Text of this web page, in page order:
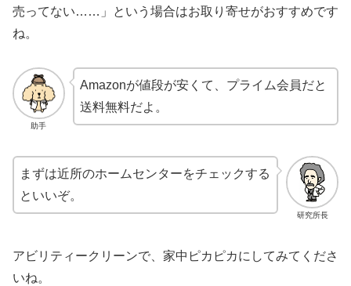
売ってない……」という場合はお取り寄せがおすすめです
ね。
助手
Amazonが値段が安くて、プライム会員だと
送料無料だよ。
研究所長
まずは近所のホームセンターをチェックする
といいぞ。
アビリティークリーンで、家中ピカピカにしてみてくださ
いね。